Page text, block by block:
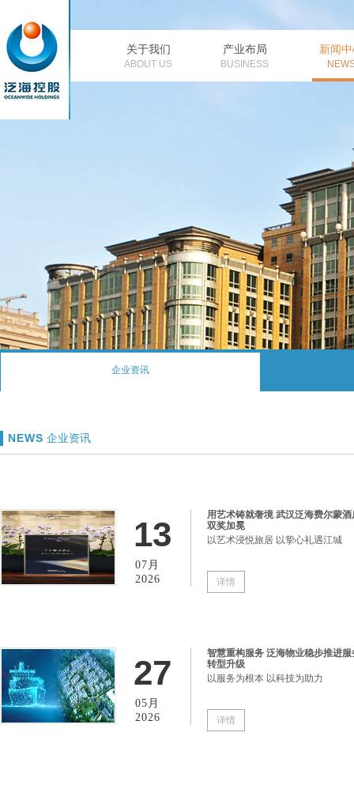
新闻
产业布局
BUSINESS
关于我们
ABOUT US
公司简介 董事长致辞 公
企业资讯
NEWS 企业资讯
13
07月
2026
用艺术铸就奢境 武汉泛海费尔蒙酒
双奖加冕
以艺术浸悦旅居 以挚心礼遇江城
详情
27
05月
2026
智慧重构服务 泛海物业稳步推进服
转型升级
以服务为根本 以科技为助力
详情